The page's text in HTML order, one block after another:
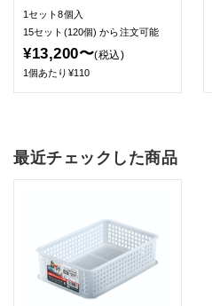
1セット8個入
15セット(120個)から注文可能
¥13,200〜(税込)
1個あたり¥110
最近チェックした商品